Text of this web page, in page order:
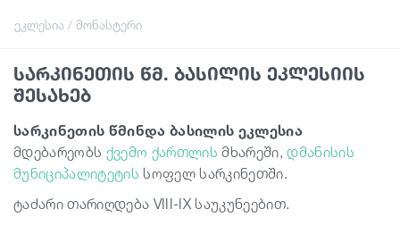
სტატიები
ტრანსპორტი
ივენთები
ეკლესია / მონასტერი
სარკინეთის წმ. ბასილის ეკლესიის
შესახებ
სარკინეთის წმინდა ბასილის ეკლესია
მდებარეობს ქვემო ქართლის მხარეში,დმანისის
მუნიციპალიტეტის სოფელ სარკინეთში.
ტაძარი თარიღდება VIII-IX საუკუნეებით.